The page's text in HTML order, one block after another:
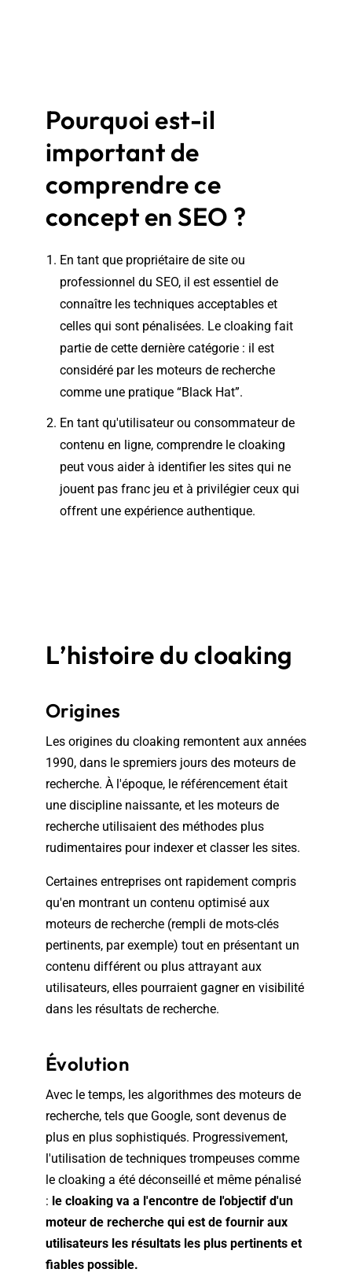
Pourquoi est-il
important de
comprendre ce
concept en SEO ?
En tant que propriétaire de site ou
professionnel du SEO, il est essentiel de
connaître les techniques acceptables et
celles qui sont pénalisées. Le cloaking fait
partie de cette dernière catégorie : il est
considéré par les moteurs de recherche
comme une pratique “Black Hat”.
En tant qu'utilisateur ou consommateur de
contenu en ligne, comprendre le cloaking
peut vous aider à identifier les sites qui ne
jouent pas franc jeu et à privilégier ceux qui
offrent une expérience authentique.
L’histoire du cloaking
Origines
Les origines du cloaking remontent aux années
1990, dans le spremiers jours des moteurs de
recherche. À l'époque, le référencement était
une discipline naissante, et les moteurs de
recherche utilisaient des méthodes plus
rudimentaires pour indexer et classer les sites.
Certaines entreprises ont rapidement compris
qu'en montrant un contenu optimisé aux
moteurs de recherche (rempli de mots-clés
pertinents, par exemple) tout en présentant un
contenu différent ou plus attrayant aux
utilisateurs, elles pourraient gagner en visibilité
dans les résultats de recherche.
Évolution
Avec le temps, les algorithmes des moteurs de
recherche, tels que Google, sont devenus de
plus en plus sophistiqués. Progressivement,
l'utilisation de techniques trompeuses comme
le cloaking a été déconseillé et même pénalisé
: le cloaking va a l'encontre de l'objectif d'un
moteur de recherche qui est de fournir aux
utilisateurs les résultats les plus pertinents et
fiables possible.